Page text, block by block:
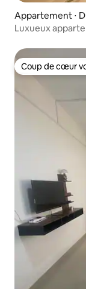
Appartement ⋅
Luxueux
Coup de cœur
Coup de cœur